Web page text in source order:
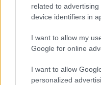
related to
device identifiers in
I want to allow my
Google for online
I want to allow
personalized